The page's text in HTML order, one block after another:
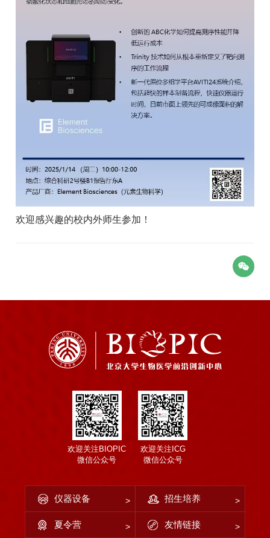
欢迎感兴趣的校内外师生参加！
欢迎关注BIOPIC
微信公众号
欢迎关注ICG
微信公众号
仪器设备 招生培养
夏令营 友情链接